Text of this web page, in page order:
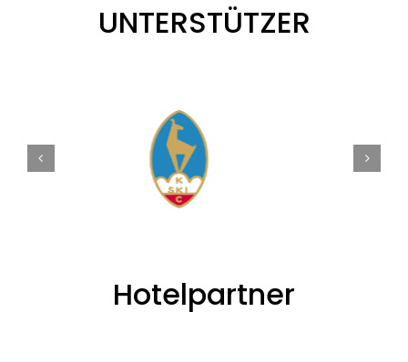
UNTERSTÜTZER
Hotelpartner